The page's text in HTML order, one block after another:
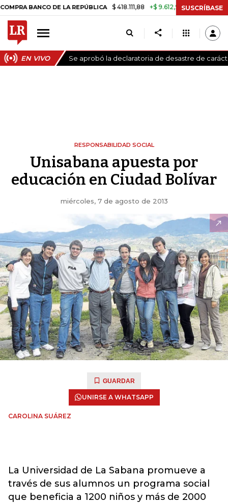
BANCO DE LA REPÚBLICA $ 418.111,88 +$ 9.612,91 +2,35% TASA
SUSCRÍBASE
EN VIVO Se aprobó la declaratoria de desastre de
RESPONSABILIDAD SOCIAL
Unisabana apuesta por
educación en Ciudad Bolívar
miércoles, 7 de agosto de 2013
GUARDAR
UNIRSE A WHATSAPP
CAROLINA SUÁREZ
La Universidad de La Sabana promueve a
través de sus alumnos un programa social
que beneficia a 1200 niños y más de 2000